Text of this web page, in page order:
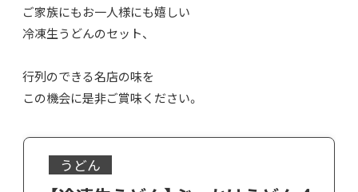
ご家族にもお一人様にも嬉しい
冷凍生うどんのセット、
行列のできる名店の味を
この機会に是非ご賞味ください。
うどん